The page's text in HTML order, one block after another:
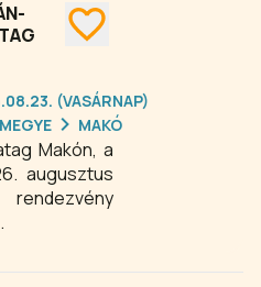
(VASÁRNAP)
MAKÓ
Makón, a
augusztus